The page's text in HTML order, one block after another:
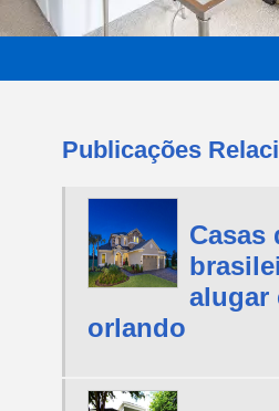
Publicações
Casas
alugar
orlando